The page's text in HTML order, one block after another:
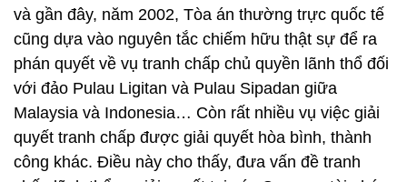
và gần đây, năm 2002, Tòa án thường trực quốc tế
cũng dựa vào nguyên tắc chiếm hữu thật sự để ra
phán quyết về vụ tranh chấp chủ quyền lãnh thổ đối
với đảo Pulau Ligitan và Pulau Sipadan giữa
Malaysia và Indonesia… Còn rất nhiều vụ việc giải
quyết tranh chấp được giải quyết hòa bình, thành
công khác. Điều này cho thấy, đưa vấn đề tranh